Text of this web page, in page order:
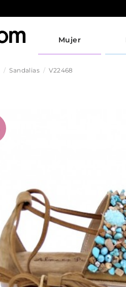
Mujer
Sandalias V22468